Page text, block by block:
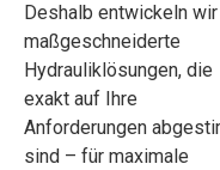
Deshalb entwickeln wir
maßgeschneiderte
Hydrauliklösungen, die
exakt auf Ihre
Anforderungen
sind – für maximale